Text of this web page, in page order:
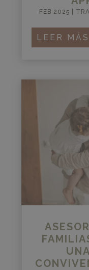
FEB 2025
LEER MÁS